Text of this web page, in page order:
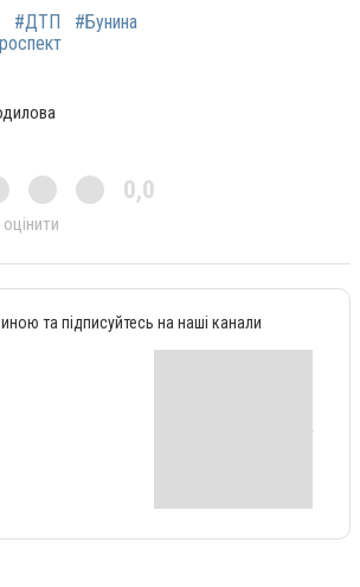
#ДТП
#Бунина
0,0
та підписуйтесь на наші канали